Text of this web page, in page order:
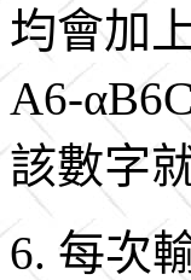
均會加
A6-
該數字
6. 每次